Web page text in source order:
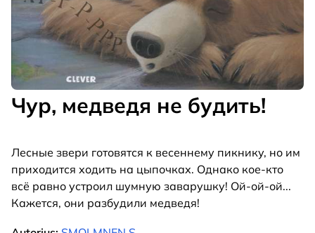
Чур, медведя не будить!
Лесные звери готовятся к весеннему пикнику, но им
приходится ходить на цыпочках. Однако кое-кто
всё равно устроил шумную заварушку! Ой-ой-ой...
Кажется, они разбудили медведя!